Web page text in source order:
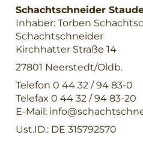
Schachtschneider
Inhaber: Torben
Schachtschneider
Kirchhatter Straße 14
27801 Neerstedt/Oldb.
Telefon 0 44 32 / 94 83-0
Telefax 0 44 32 / 94 83-20
E-Mail:
Ust.ID.: DE 315792570